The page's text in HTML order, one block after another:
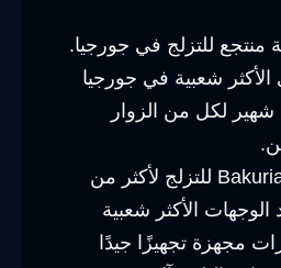
منتجع للتزلج في جورجيا.
الأكثر شعبية في جورجيا
لكل من الزوار
تم تطوير مركز Bakuriani للتزلج لأكثر من
الوجهات الأكثر شعبية
مجهزة تجهيزًا جيدًا